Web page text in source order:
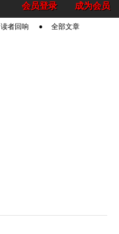
成为会员
会员登录
读者回响 全部文章